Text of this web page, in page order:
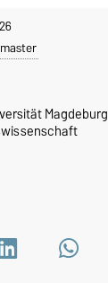
Magdeburg